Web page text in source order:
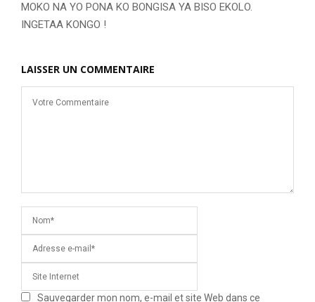
MOKO NA YO PONA KO BONGISA YA BISO EKOLO.
INGETAA KONGO !
LAISSER UN COMMENTAIRE
Sauvegarder mon nom, e-mail et site Web dans ce